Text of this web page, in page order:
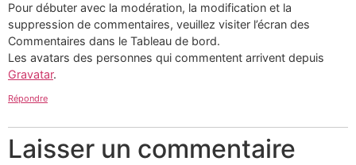
Pour débuter avec la modération, la modification et la
suppression de commentaires, veuillez visiter l’écran des
Commentaires dans le Tableau de bord.
Les avatars des personnes qui commentent arrivent depuis
Gravatar.
Répondre
Laisser un commentaire